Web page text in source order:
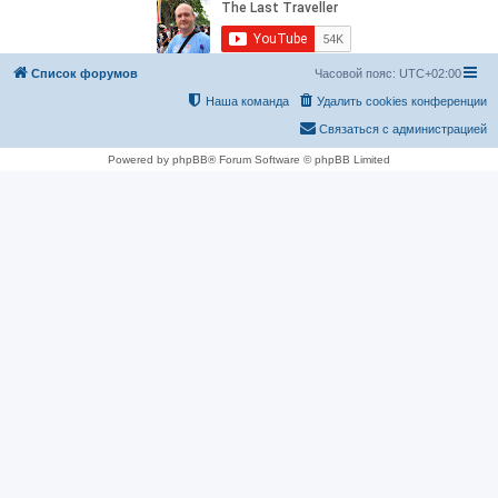
Список форумов Часовой пояс: UTC+02:00
Удалить cookies конференции
Наша команда
Связаться с администрацией
Powered by phpBB® Forum Software © phpBB Limited